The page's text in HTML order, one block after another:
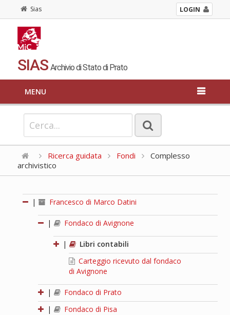
Sias LOGIN
SIAS Archivio di Stato di Prato
MENU
Ricerca guidata Fondi
Complesso
archivistico
| Francesco di Marco Datini
| Fondaco di Avignone
|
Libri contabili
Carteggio ricevuto dal fondaco
di Avignone
|
Fondaco di Prato
|
Fondaco di Pisa